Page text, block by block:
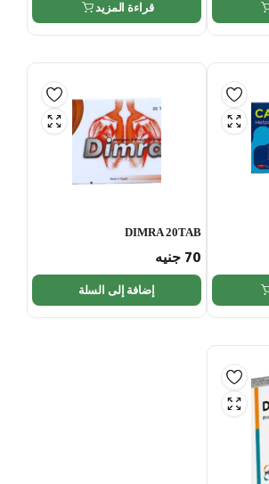
قراءة المزيد
DIMRA 20TAB
70 جنيه
إضافة إلى السلة